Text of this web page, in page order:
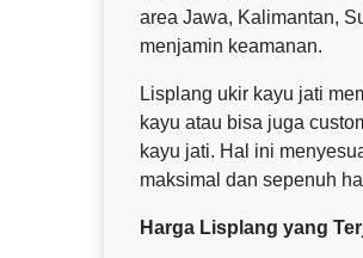
area Jawa, Kalimantan,
menjamin keamanan.
Lisplang ukir kayu jati
kayu atau bisa juga
kayu jati. Hal ini
maksimal dan sepenuh
Harga Lisplang yang